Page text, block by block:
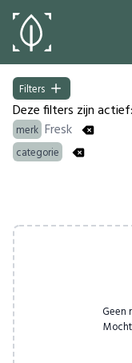
Filters
Filters
Deze filters zijn actief:
merk Fresk
categorie
Geen